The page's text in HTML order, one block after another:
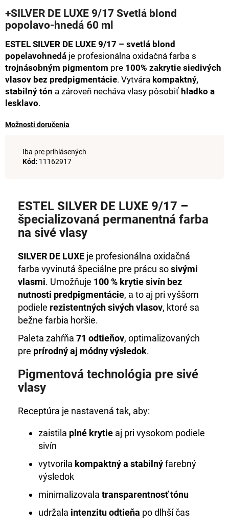
produktu
je
z
5
hviezdičiek.
+SILVER DE LUXE 9/17 Svetlá blond
popolavo-hnedá 60 ml
ESTEL SILVER DE LUXE 9/17 – svetlá blond
popelavohnedá je profesionálna oxidačná farba s
trojnásobným pigmentom pre 100% zakrytie siedivých
vlasov bez predpigmentácie. Vytvára kompaktný,
stabilný tón a zároveň necháva vlasy pôsobiť hladko a
lesklavo.
Možnosti doručenia
Iba pre prihlásených
Kód: 11162917
ESTEL SILVER DE LUXE 9/17 –
špecializovaná permanentná farba
na sivé vlasy
SILVER DE LUXE je profesionálna oxidačná
farba vyvinutá špeciálne pre prácu sosivými
vlasmi. Umožňuje 100 % krytie sivín bez
nutnosti predpigmentácie, a to aj pri vyššom
podiele rezistentných sivých vlasov, ktoré sa
bežne farbia horšie.
Paleta zahŕňa 71 odtieňov, optimalizovaných
pre prírodný aj módny výsledok.
Pigmentová technológia pre sivé
vlasy
Receptúra je nastavená tak, aby:
zaistila plné krytie aj pri vysokom podiele
sivín
vytvorila kompaktný a stabilnýfarebný
výsledok
minimalizovala transparentnosť tónu
udržala intenzitu odtieňa po dlhší čas
á
j
s
ť
?
m
HC
LUXURY
HYDROBALANCE
DVOJFÁZOVÝ-
SPREJ
€35,22